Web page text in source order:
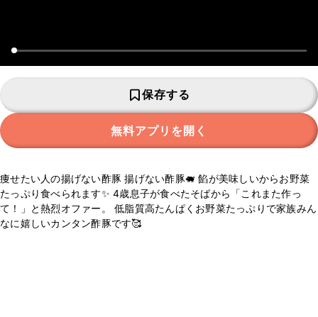
保存する
無料アプリを開く
痩せたい人の揚げない酢豚 揚げない酢豚🐖 餡が美味しいからお野菜
たっぷり食べられます✨ 4歳息子が食べたそばから「これまた作っ
て！」と熱烈オファー。 低脂質高たんぱくお野菜たっぷりで家族みん
なに嬉しいカンタン酢豚です🥰